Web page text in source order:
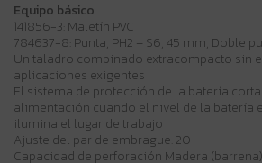
Equipo básico
141856-3: Maletín PVC
784637-8: Punta, PH2 – S6, 45 mm, Doble
Un taladro combinado extracompacto sin
aplicaciones exigentes
El sistema de protección de la batería
alimentación cuando el nivel de la batería
ilumina el lugar de trabajo
Ajuste del par de embrague: 20
Capacidad de perforación Madera